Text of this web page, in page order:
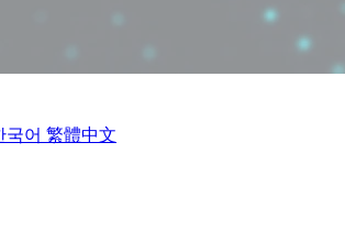
국어 繁體中文